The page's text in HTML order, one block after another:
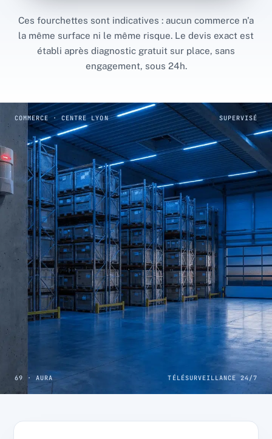
Ces fourchettes sont indicatives : aucun commerce n'a
la même surface ni le même risque. Le devis exact est
établi après diagnostic gratuit sur place, sans
engagement, sous 24h.
COMMERCE · CENTRE LYON SUPERVISÉ
69 · AURA TÉLÉSURVEILLANCE 24/7